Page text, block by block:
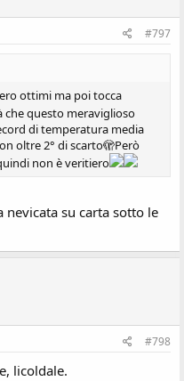
#797
ottimi ma poi tocca
che questo meraviglioso
di temperatura media
oltre 2° di scarto🫣Però
non è veritiero
su carta sotto le
#798
licoldale.